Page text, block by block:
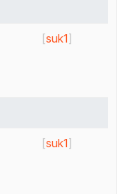
[suk1]
[suk1]